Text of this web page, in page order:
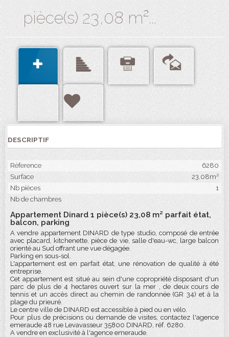
pièce(s) 23,08 m²...
DESCRIPTIF
Réference
6280
Surface
23.08m²
Nb pièces
1
Nb de chambres
Appartement Dinard 1 pièce(s) 23,08 m² parfait état,
balcon, parking
A vendre appartement DINARD de type studio, composé de entrée
avec placard, kitchenette, pièce de vie, salle d'eau-wc, large balcon
orienté au Sud offrant une vue dégagée.
Parking en sous-sol.
L'appartement est en parfait état, une rénovation de qualité à été
entreprise.
Cet appartement est situé au sein d'une copropriété disposant d'un
parc de plus de 4 hectares ouvert sur la mer , de deux cours de
tennis et un accès direct au chemin de randonnée (GR 34) et à la
plage du prieuré.
Le centre ville de DINARD est accessible à pied ou en vélo.
Pour plus de précisions ou demande de visites, contactez l'agence
emeraude 48 rue Levavasseur 35800 DINARD, réf. 6280.
A vendre en exclusivité à l'agence emeraude.